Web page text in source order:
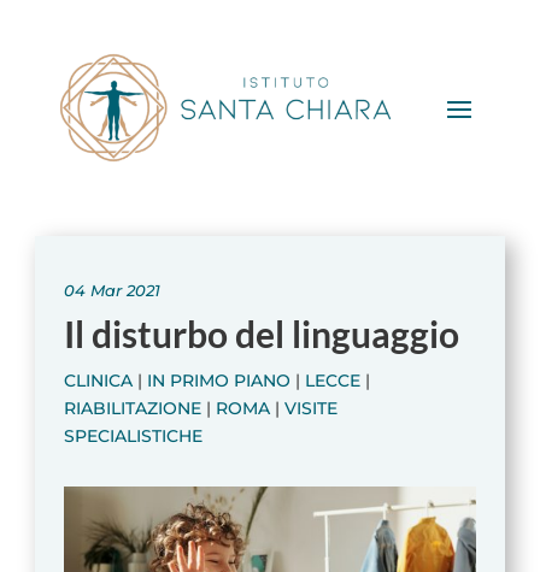
04 Mar 2021
Il disturbo del linguaggio
CLINICA| IN PRIMO PIANO | LECCE|
RIABILITAZIONE| ROMA| VISITE
SPECIALISTICHE